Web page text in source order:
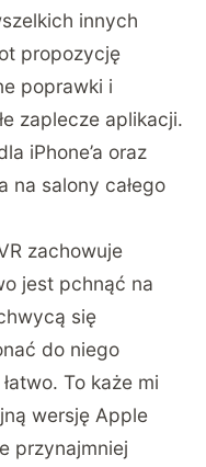
innych
propozycję
poprawki i
zaplecze aplikacji.
iPhone’a oraz
na salony całego
zachowuje
jest pchnąć na
się
do niego
To każe mi
wersję Apple
przynajmniej